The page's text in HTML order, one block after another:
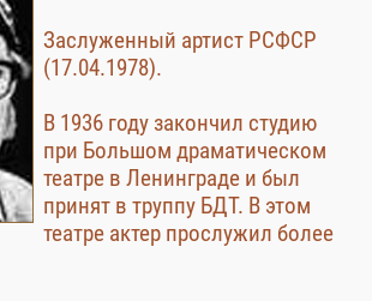
Заслуженный артист РСФСР
(17.04.1978).
В 1936 году закончил студию
при Большом драматическом
театре в Ленинграде и был
принят в труппу БДТ. В этом
театре актер прослужил более